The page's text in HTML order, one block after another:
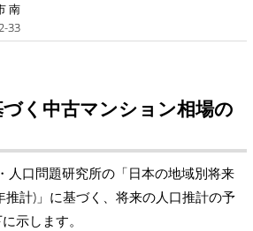
南
33
く中古マンション相場の
人口問題研究所の「日本の地域別将来
計)」に基づく、将来の人口推計の予
示します。